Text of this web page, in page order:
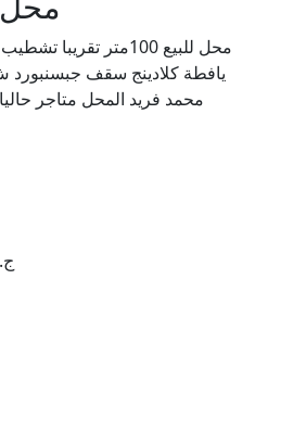
محل للبيع 100متر
يافطة كلادينج سقف
محمد فريد المحل متاجر حاليا مطلوب